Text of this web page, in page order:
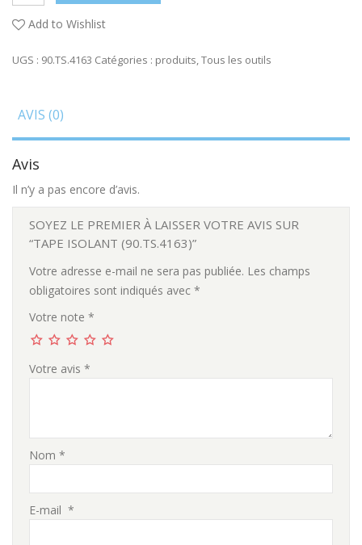
Add to Wishlist
UGS : 90.TS.4163 Catégories : produits,Tous les outils
AVIS (0)
Avis
Il n’y a pas encore d’avis.
SOYEZ LE PREMIER À LAISSER VOTRE AVIS SUR
“TAPE ISOLANT (90.TS.4163)”
Votre adresse e-mail ne sera pas publiée. Les champs
obligatoires sont indiqués avec *
Votre note *
Votre avis *
Nom *
E-mail *